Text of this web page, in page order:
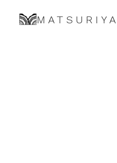
MATSURIYA